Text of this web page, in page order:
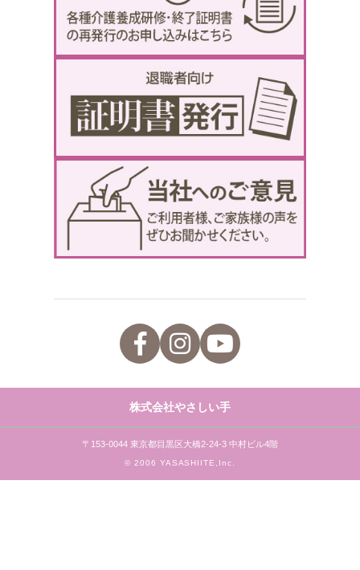
株式会社やさしい手
〒153-0044 東京都目黒区大橋2-24-3 中村ビル4階
© 2006 YASASHIITE,Inc.